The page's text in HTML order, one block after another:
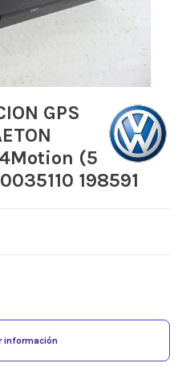
GPS
(5
198591
información